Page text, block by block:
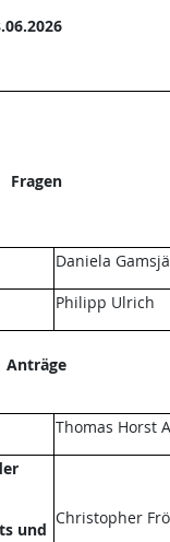
Fragen
Daniela
Philipp Ulrich
Anträge
Thomas Horst
und
Christopher